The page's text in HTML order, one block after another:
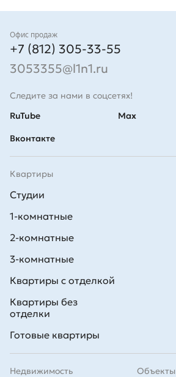
Контакты
Офис продаж
+7 (812) 305-33-55
3053355@l1n1.ru
Следите за нами в соцсетях!
RuTube
Вконтакте
Max
Квартиры
Студии
1-комнатные
2-комнатные
3-комнатные
Квартиры с отделкой
Квартиры без
отделки
Готовые квартиры
Недвижимость Объекты